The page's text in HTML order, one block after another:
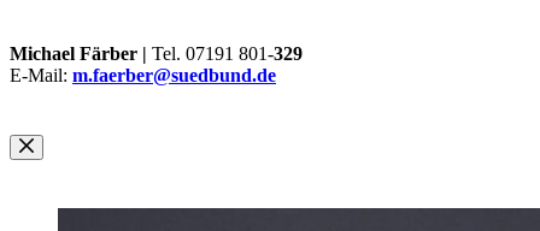
Michael Färber | Tel. 07191 801-329
E-Mail: m.faerber@suedbund.de